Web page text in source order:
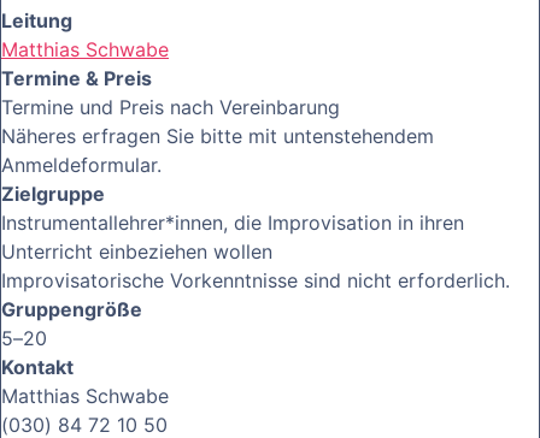
Leitung
Matthias Schwabe
Termine & Preis
Termine und Preis nach Vereinbarung
Näheres erfragen Sie bitte mit untenstehendem
Anmeldeformular.
Zielgruppe
Instrumentallehrer*innen, die Improvisation in ihren
Unterricht einbeziehen wollen
Improvisatorische Vorkenntnisse sind nicht erforderlich.
Gruppengröße
5–20
Kontakt
Matthias Schwabe
(030) 84 72 10 50